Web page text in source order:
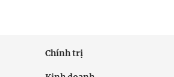
Chính trị